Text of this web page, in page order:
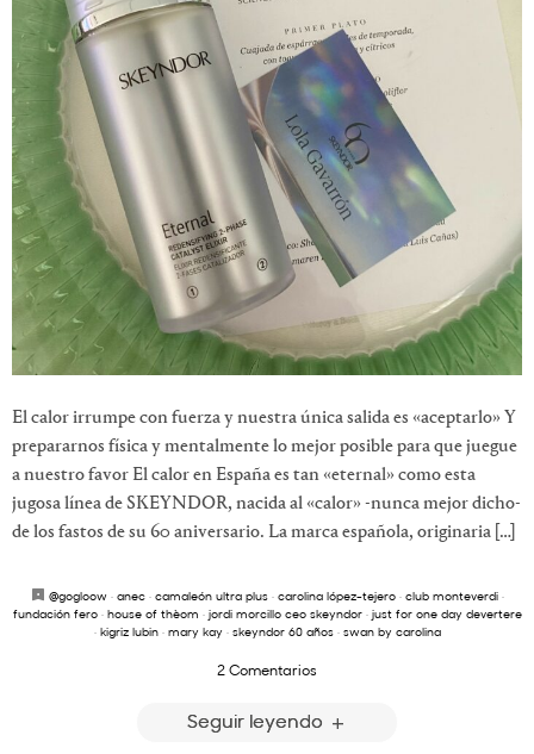
El calor irrumpe con fuerza y nuestra única salida es «aceptarlo» Y
prepararnos física y mentalmente lo mejor posible para que juegue
a nuestro favor El calor en España es tan «eternal» como esta
jugosa línea de SKEYNDOR, nacida al «calor» -nunca mejor dicho-
de los fastos de su 60 aniversario. La marca española, originaria […]
@gogloow· anec· camaleón ultra plus· carolina lópez-tejero· club monteverdi·
fundación fero· house of thèom · jordi morcillo ceo skeyndor· just for one day devertere
· kigriz lubin· mary kay· skeyndor 60 años· swan by carolina
2 Comentarios
Seguir leyendo